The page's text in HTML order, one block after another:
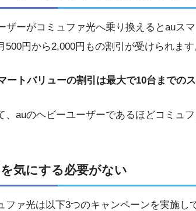
ザーがコミュファ光へ乗り換えるとauス
500円から2,000円もの割引が受けられます
ートバリューの割引は最大で10台までの
、auのヘビーユーザーであるほどコミュ
気にする必要がない
ファ光は以下3つのキャンペーンを実施し